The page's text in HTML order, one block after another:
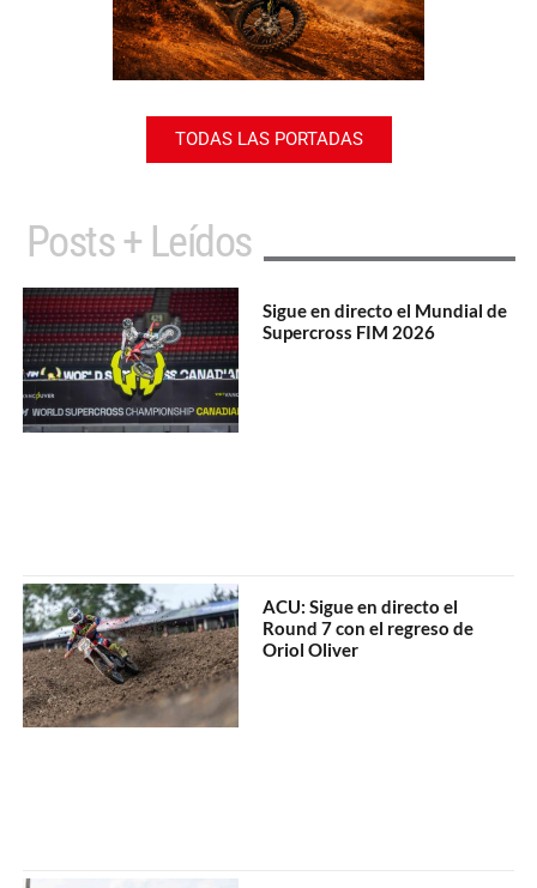
TODAS LAS PORTADAS
Posts + Leídos
Sigue en directo el Mundial de
Supercross FIM 2026
ACU: Sigue en directo el
Round 7 con el regreso de
Oriol Oliver